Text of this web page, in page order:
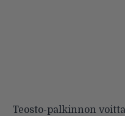
Teosto-palkinnon